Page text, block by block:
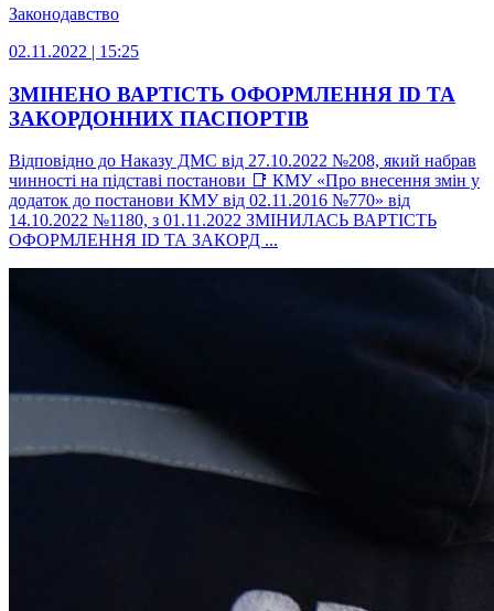
Законодавство
02.11.2022 | 15:25
ЗМІНЕНО ВАРТІСТЬ ОФОРМЛЕННЯ ID ТА
ЗАКОРДОННИХ ПАСПОРТІВ
Відповідно до Наказу ДМС від 27.10.2022 №208, який набрав
чинності на підставі постанови 📑 КМУ «Про внесення змін у
додаток до постанови КМУ від 02.11.2016 №770» від
14.10.2022 №1180, з 01.11.2022 ЗМІНИЛАСЬ ВАРТІСТЬ
ОФОРМЛЕННЯ ID ТА ЗАКОРД ...